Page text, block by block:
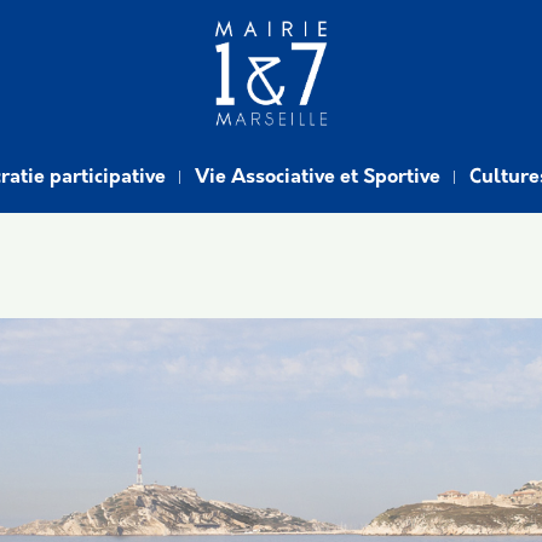
participative Vie Associative et Sportive